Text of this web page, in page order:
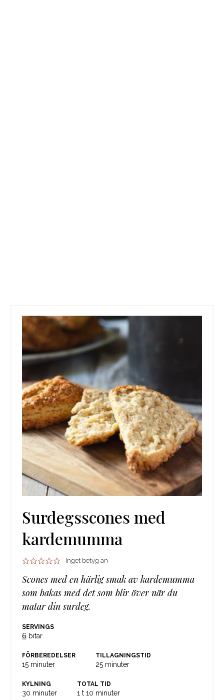
Surdegsscones med
kardemumma
Inget betyg än
Scones med en härlig smak av kardemumma
som bakas med det som blir över när du
matar din surdeg.
SERVINGS
6 bitar
FÖRBEREDELSER
15minuter
minuter
TILLAGNINGSTID
25minuter
minuter
KYLNING
30 minuter
minuter
TOTAL TID
1 timme
t 10 minuter
minuter